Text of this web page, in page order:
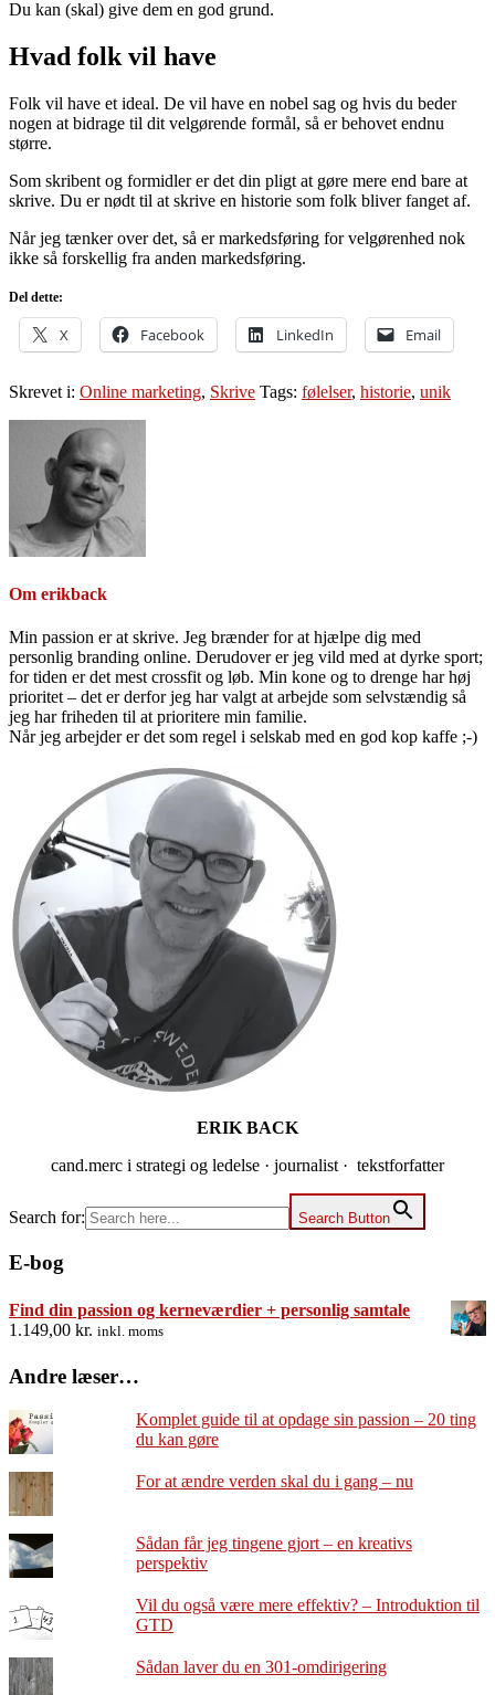
Du kan (skal) give dem en god grund.
Hvad folk vil have
Folk vil have et ideal. De vil have en nobel sag og hvis du beder
nogen at bidrage til dit velgørende formål, så er behovet endnu
større.
Som skribent og formidler er det din pligt at gøre mere end bare at
skrive. Du er nødt til at skrive en historie som folk bliver fanget af.
Når jeg tænker over det, så er markedsføring for velgørenhed nok
ikke så forskellig fra anden markedsføring.
Del dette:
X Facebook LinkedIn Email
Skrevet i: Online marketing, Skrive Tags: følelser, historie, unik
Om erikback
Min passion er at skrive. Jeg brænder for at hjælpe dig med
personlig branding online. Derudover er jeg vild med at dyrke sport;
for tiden er det mest crossfit og løb. Min kone og to drenge har høj
prioritet – det er derfor jeg har valgt at arbejde som selvstændig så
jeg har friheden til at prioritere min familie.
Når jeg arbejder er det som regel i selskab med en god kop kaffe ;-)
Sidebar
ERIK BACK
cand.merc i strategi og ledelse · journalist · tekstforfatter
Search for: Search Button
E-bog
Find din passion og kerneværdier + personlig samtale
1.149,00 kr. inkl. moms
Andre læser…
Komplet guide til at opdage sin passion – 20 ting
du kan gøre
For at ændre verden skal du i gang – nu
Sådan får jeg tingene gjort – en kreativs
perspektiv
Vil du også være mere effektiv? – Introduktion til
GTD
Sådan laver du en 301-omdirigering